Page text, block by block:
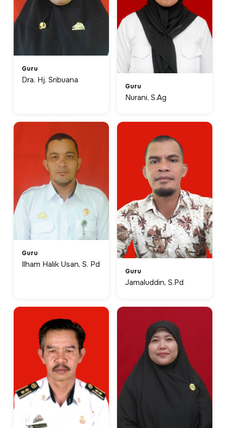
Guru
Dra. Hj. Sribuana
Guru
Nurani, S.Ag
Guru
Ilham Halik Usan, S. Pd
Guru
Jamaluddin, S.Pd